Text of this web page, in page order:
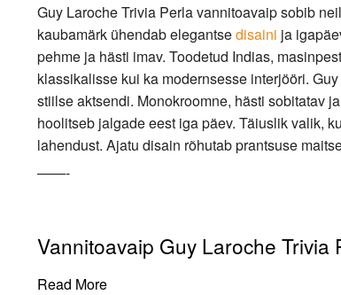
Guy Laroche Trivia Perla vannitoavaip sobib
kaubamärk ühendab elegantsedisaini ja
pehme ja hästi imav. Toodetud Indias,
klassikalisse kui ka modernsesse interjööri.
stiilse aktsendi. Monokroomne, hästi sobitatav
hoolitseb jalgade eest iga päev. Täiuslik valik,
lahendust. Ajatu disain rõhutab prantsuse
——-
Vannitoavaip Guy Laroche Trivia
Read More